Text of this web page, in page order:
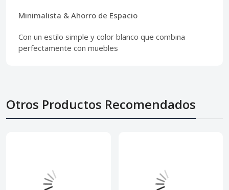
Minimalista & Ahorro de Espacio
Con un estilo simple y color blanco que combina
perfectamente con muebles
Otros Productos Recomendados